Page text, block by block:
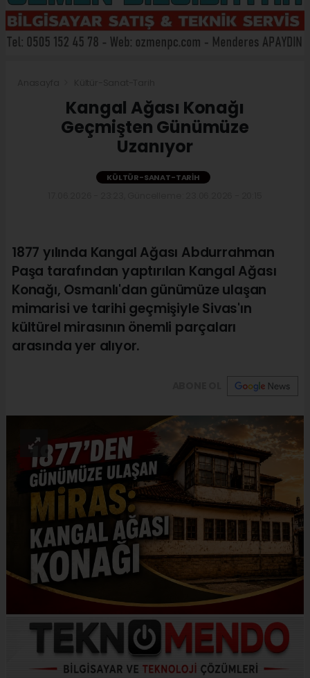
Kangal Ağası Konağı
Geçmişten Günümüze
Uzanıyor
KÜLTÜR-SANAT-TARIH
1877 yılında Kangal Ağası Abdurrahman
Paşa tarafından yaptırılan Kangal Ağası
Konağı, Osmanlı'dan günümüze ulaşan
mimarisi ve tarihi geçmişiyle Sivas'ın
kültürel mirasının önemli parçaları
arasında yer alıyor.